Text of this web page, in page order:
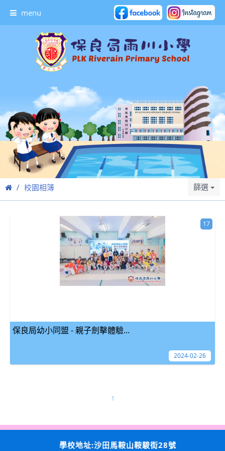
menu
校園相簿 篩選
保良局幼小同盟 - 親子劍擊體驗...
17
2024-02-26
1
學校地址:沙田馬鞍山鞍駿街28號